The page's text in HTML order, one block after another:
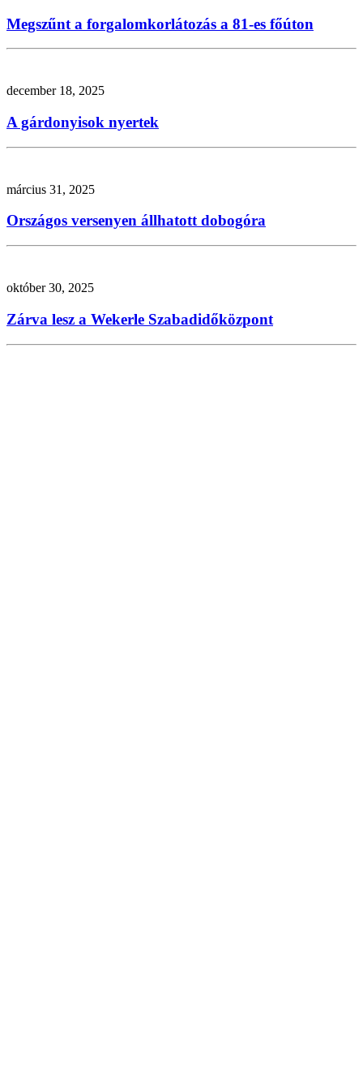
Megszűnt a forgalomkorlátozás a 81-es főúton
december 18, 2025
A gárdonyisok nyertek
március 31, 2025
Országos versenyen állhatott dobogóra
október 30, 2025
Zárva lesz a Wekerle Szabadidőközpont